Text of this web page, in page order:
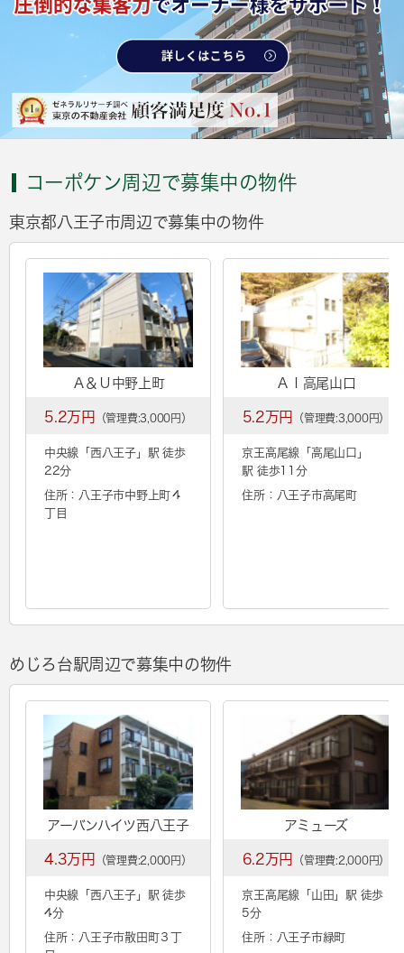
コーポケン周辺で募集中の物件
東京都八王子市周辺で募集中の物件
Ａ＆Ｕ中野上町
5.2万円 （管理費:3,000円）
中央線「 西八王子」駅 徒歩
22分
住所：八王子市中野上町４
丁目
ＡＩ高尾山口
5.2万円 （管理費:3,000円）
京王高尾線「 高尾山口
」
駅 徒歩11分
住所：八王子市高尾町
めじろ台駅周辺で募集中の物件
アーバンハイツ西八王子
4.3万円 （管理費:2,000円）
中央線「 西八王子」駅 徒歩
4分
住所：八王子市散田町３丁
アミューズ
6.2万円 （管理費:2,000円）
京王高尾線「 山田 」駅 徒歩
5分
住所：八王子市緑町